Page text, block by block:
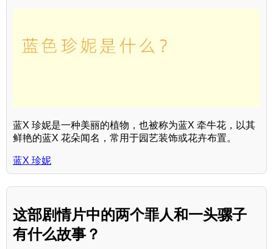
蓝X 珍妮是一种美丽的植物，也被称为蓝X 牵牛花，以其
鲜艳的蓝X 花朵闻名，常用于园艺装饰或花卉布置。
蓝X 珍妮
这部剧情片中的两个罪人和一头骡子
有什么故事？